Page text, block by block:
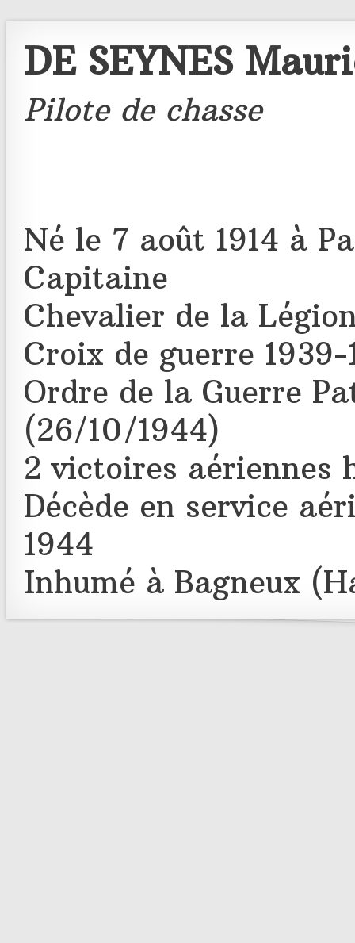
DE SEYNES
Pilote de chasse
Né le 7 août 1914 à
Capitaine
Chevalier de la
Croix de guerre 1939-
Ordre de la Guerre
(26/10/1944)
2 victoires aériennes
Décède en service
1944
Inhumé à Bagneux